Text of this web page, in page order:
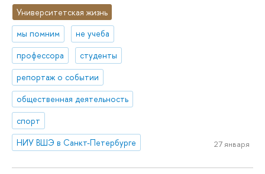
Университетская жизнь
мы помним
не учеба
профессора
студенты
репортаж о событии
общественная деятельность
спорт
НИУ ВШЭ в Санкт-Петербурге
27 января